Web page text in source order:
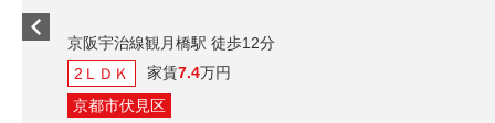
橋駅 徒歩12分